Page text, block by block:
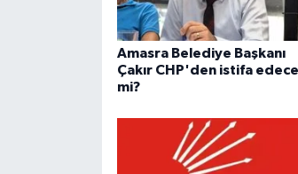
Amasra Belediye Başkanı
Çakır CHP'den istifa
mi?